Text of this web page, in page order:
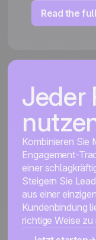
Read the
Jeder
Kombinieren Sie
Engagement-
einer
Steigern Sie
aus einer
Kundenbindung
richtige Weise zu